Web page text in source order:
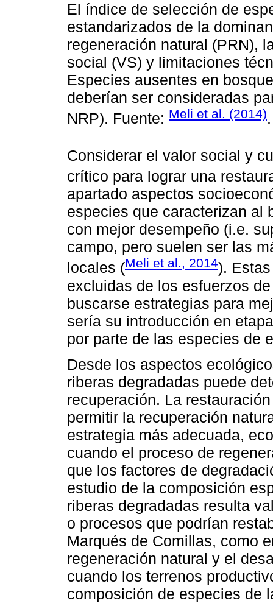
El índice de selección de
estandarizados de la
regeneración natural (PRN),
social (VS) y limitaciones
Especies ausentes en
deberían ser consideradas
NRP). Fuente: Meli et al. (2014).
Considerar el valor social y
crítico para lograr una
apartado aspectos
especies que caracterizan al
con mejor desempeño (i.e.
campo, pero suelen ser las
locales (Meli et al., 2014).
excluidas de los esfuerzos
buscarse estrategias para
sería su introducción en
por parte de las especies de
Desde los aspectos
riberas degradadas puede
recuperación. La
permitir la recuperación
estrategia más adecuada,
cuando el proceso de
que los factores de
estudio de la composición
riberas degradadas resulta
o procesos que podrían
Marqués de Comillas, como
regeneración natural y el
cuando los terrenos
composición de especies de